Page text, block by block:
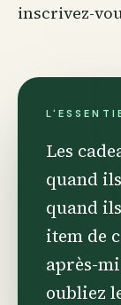
inscrivez-
Les
quand
quand
item de
après-
oubliez